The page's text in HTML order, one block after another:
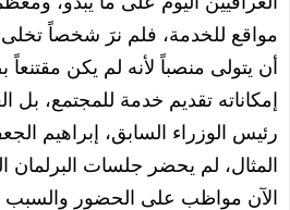
مواقع للخدمة، فلم نرَ شخصاً
أن يتولى منصباً لأنه لم يكن مقتنعاً
إمكاناته تقديم خدمة للمجتمع، بل
رئيس الوزراء السابق، إبراهيم
المثال، لم يحضر جلسات البرلمان
الآن مواظب على الحضور والسبب